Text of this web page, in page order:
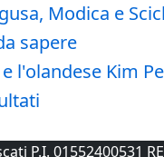
Modica e
sapere
l'olandese Kim
01552400531